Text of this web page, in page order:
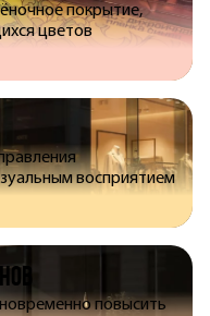
покрытие,
цветов
восприятием
повысить